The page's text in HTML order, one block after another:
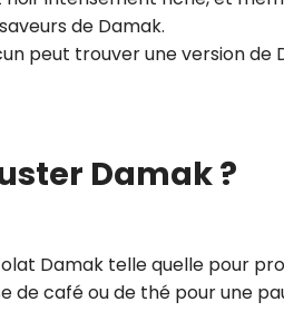
de Damak.
peut trouver une version de
Damak ?
Damak telle quelle pour
de café ou de thé pour une